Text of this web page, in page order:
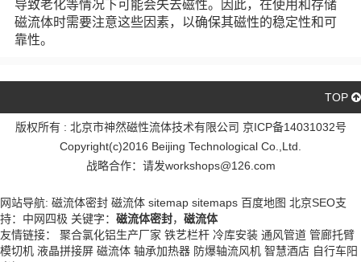
导致老化等情况下可能会失去磁性。因此，在使用和存储
磁流体时需要注意这些因素，以确保其磁性的稳定性和可
靠性。
TOP
版权所有 : 北京市神然磁性流体技术有限公司 京ICP备14031032号
Copyright(c)2016 Beijing Technological Co.,Ltd.
战略合作：请发workshops@126.com
网站导航: 磁流体密封 磁流体 sitemap sitemaps 百度地图 北京SEO支
持： 中网四极 关键字： 磁流体密封， 磁流体
友情链接： 聚合氯化铝生产厂家 铁艺栏杆 冷库安装 通风管道 管廊托臂
模切机 液晶拼接屏 磁流体 轴承加热器 防爆轴流风机 智慧酒店 自行车阳